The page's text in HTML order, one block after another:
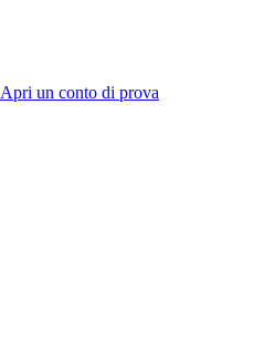
Apri un conto di prova